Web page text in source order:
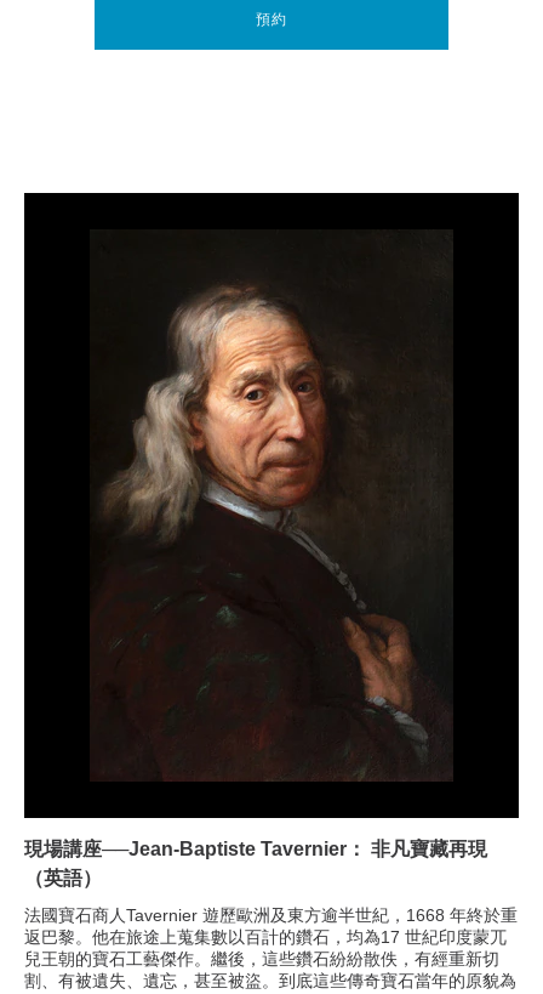
預約
現場講座──Jean-Baptiste Tavernier： 非凡寶藏再現
（英語）
法國寶石商人Tavernier 遊歷歐洲及東方逾半世紀，1668 年終於重
返巴黎。他在旅途上蒐集數以百計的鑽石，均為17 世紀印度蒙兀
兒王朝的寶石工藝傑作。繼後，這些鑽石紛紛散佚，有經重新切
割、有被遺失、遺忘，甚至被盜。到底這些傳奇寶石當年的原貌為